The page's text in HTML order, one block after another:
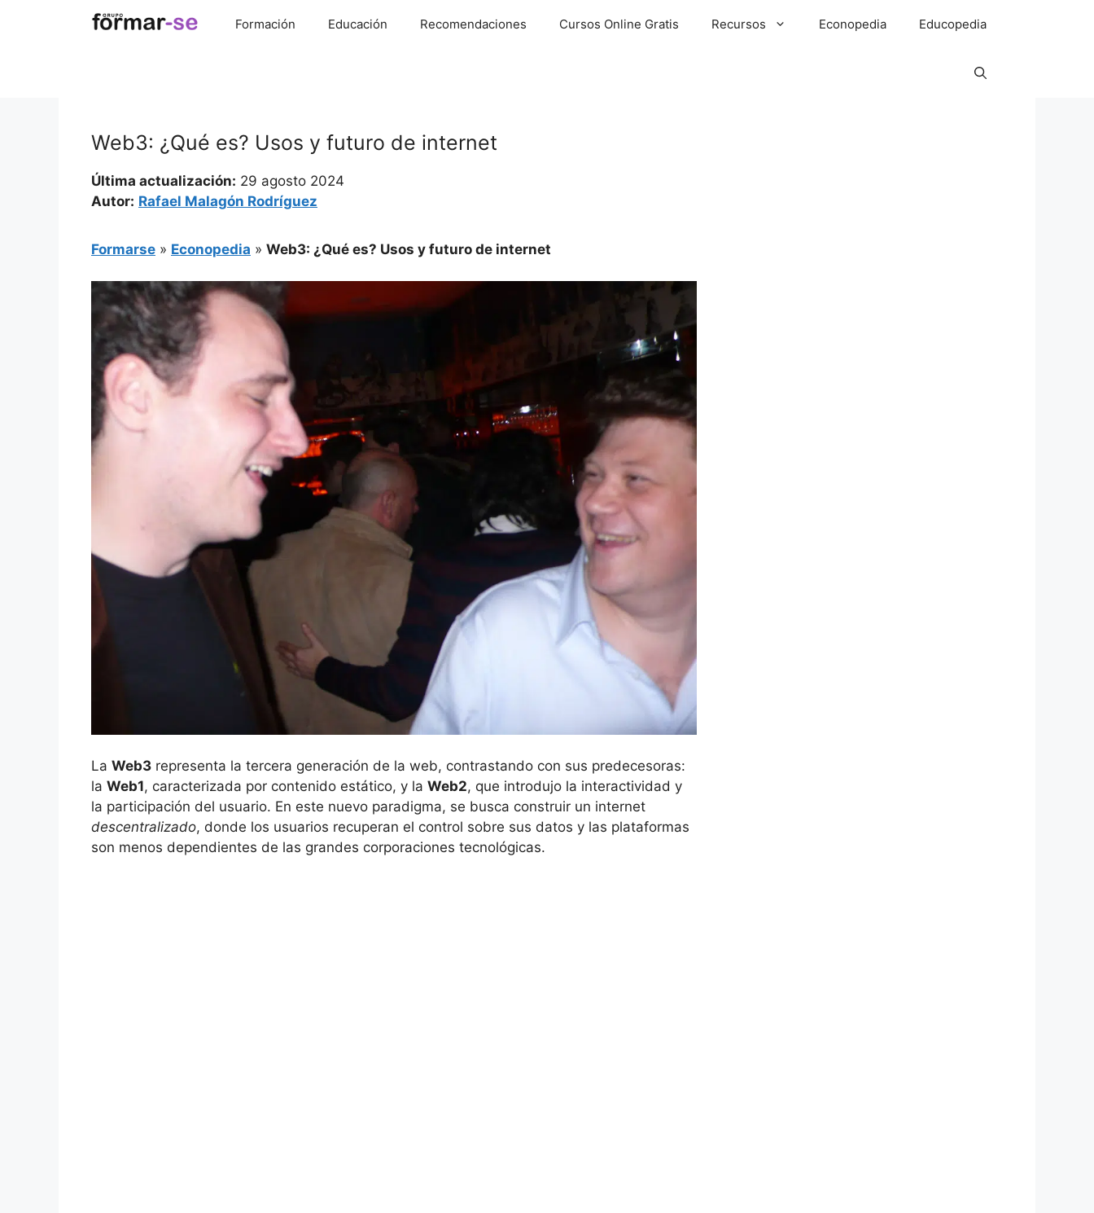
Formación Educación Recomendaciones Cursos Online Gratis Recursos Econopedia Educopedia
Web3: ¿Qué es? Usos y futuro de internet
Última actualización: 29 agosto 2024
Autor: Rafael Malagón Rodríguez
Formarse » Econopedia » Web3: ¿Qué es? Usos y futuro de internet
La Web3 representa la tercera generación de la⁤ web, contrastando con sus predecesoras:
la Web1,⁣ caracterizada por contenido estático, y la Web2,​ que introdujo la interactividad y ​
la participación‌ del usuario. En este nuevo paradigma, se busca construir un internet
descentralizado, donde los usuarios⁣ recuperan el control sobre sus datos y las plataformas
son menos dependientes de‍ las grandes corporaciones tecnológicas.